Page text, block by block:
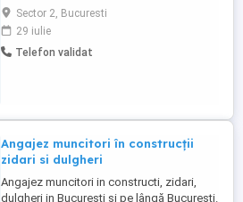
bonusuri in functie de lucrare - zona
Bucuresti -Ilfov
Sector 2, Bucuresti
29 iulie
Telefon validat
Angajez muncitori în construcții
zidari si dulgheri
Angajez muncitori in constructi, zidari,
dulgheri in București și pe lângă București.